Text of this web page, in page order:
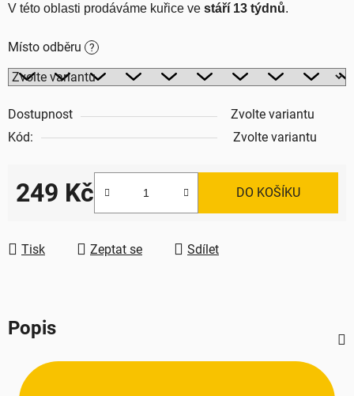
V této oblasti prodáváme kuřice ve stáří 13 týdnů.
Místo odběru ?
Dostupnost
Zvolte variantu
Kód:
Zvolte variantu
249 Kč DO KOŠÍKU
Tisk Zeptat se Sdílet
Popis